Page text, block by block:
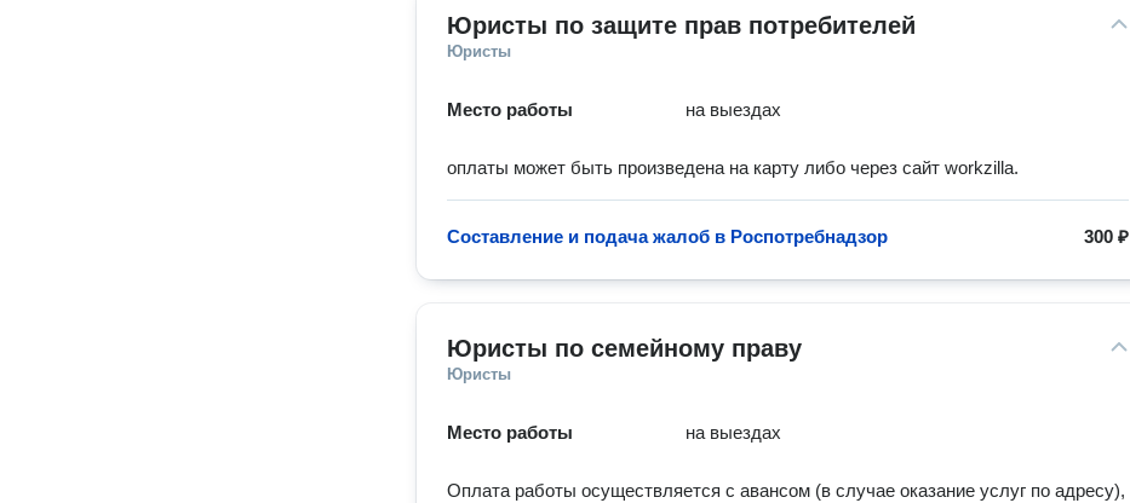
Юристы по защите прав потребителей
Юристы
Место работы на выездах
оплаты может быть произведена на карту либо через сайт workzilla.
300 ₽
Составление и подача жалоб в Роспотребнадзор
Юристы по семейному праву
Юристы
Место работы на выездах
Оплата работы осуществляется с авансом (в случае оказание услуг по адресу),